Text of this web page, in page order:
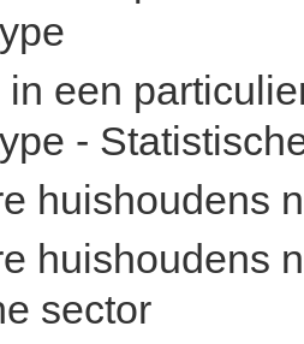
een
-
huishoudens
huishoudens
sector